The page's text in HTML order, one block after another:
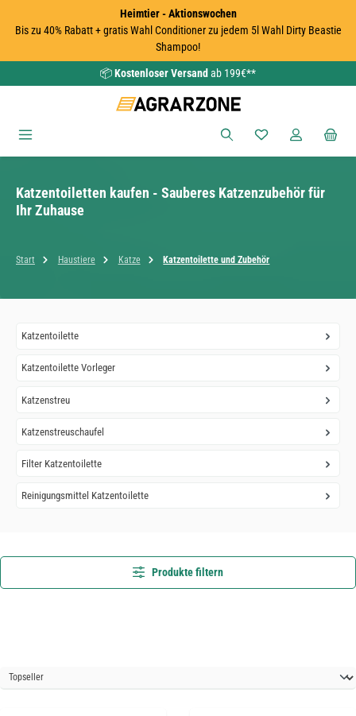
Heimtier - Aktionswochen
Bis zu 40% Rabatt + gratis Wahl Conditioner zu jedem 5l Wahl Dirty Beastie
Shampoo!
📦Kostenloser Versand ab 199€**
Du hast 0
Katzentoiletten kaufen - Sauberes Katzenzubehör für
Ihr Zuhause
Start Haustiere Katze Katzentoilette und Zubehör
Katzentoilette
Katzentoilette Vorleger
Katzenstreu
Katzenstreuschaufel
Filter Katzentoilette
Reinigungsmittel Katzentoilette
Produkte filtern